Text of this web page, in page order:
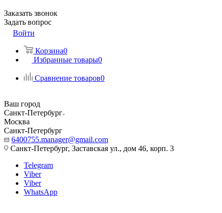
Заказать звонок
Задать вопрос
Войти
Корзина0
Избранные товары0
Сравнение товаров0
Ваш город
Санкт-Петербург
Москва
Санкт-Петербург
6400755.manager@gmail.com
Санкт-Петербург, Заставская ул., дом 46, корп. 3
Telegram
Viber
Viber
WhatsApp